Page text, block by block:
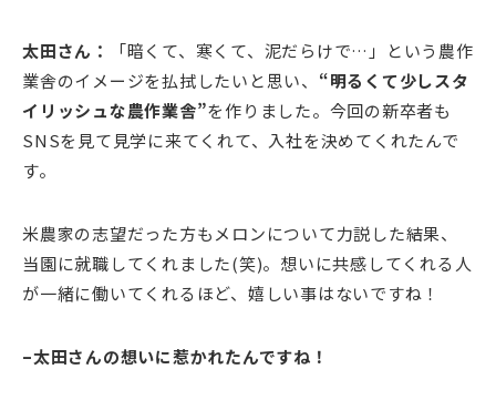
太田さん：
「暗くて、寒くて、泥だらけで…」という農作
業舎のイメージを払拭したいと思い、 “明るくて少しスタ
イリッシュな農作業舎”を作りました。今回の新卒者も
SNSを見て見学に来てくれて、入社を決めてくれたんで
す。
米農家の志望だった方もメロンについて力説した結果、
当園に就職してくれました(笑)。想いに共感してくれる人
が一緒に働いてくれるほど、嬉しい事はないですね！
–太田さんの想いに惹かれたんですね！